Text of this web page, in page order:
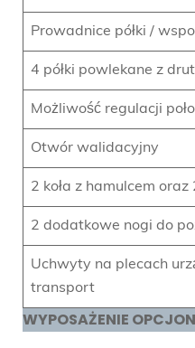
Prowadnice półki /
4 półki powlekane z
Możliwość regulacji
Otwór walidacyjny
2 koła z hamulcem oraz
2 dodatkowe nogi do
Uchwyty na plecach
transport
WYPOSAŻENIE